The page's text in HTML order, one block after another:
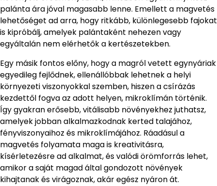
palánta ára jóval magasabb lenne. Emellett a magvetés
lehetőséget ad arra, hogy ritkább, különlegesebb fajokat
is kipróbálj, amelyek palántaként nehezen vagy
egyáltalán nem elérhetők a kertészetekben.
Egy másik fontos előny, hogy a magról vetett egynyáriak
egyedileg fejlődnek, ellenállóbbak lehetnek a helyi
környezeti viszonyokkal szemben, hiszen a csírázás
kezdettől fogva az adott helyen, mikroklímán történik.
Így gyakran erősebb, vitálisabb növényekhez juthatsz,
amelyek jobban alkalmazkodnak kerted talajához,
fényviszonyaihoz és mikroklímájához. Ráadásul a
magvetés folyamata maga is kreativitásra,
kísérletezésre ad alkalmat, és valódi örömforrás lehet,
amikor a saját magad által gondozott növények
kihajtanak és virágoznak, akár egész nyáron át.